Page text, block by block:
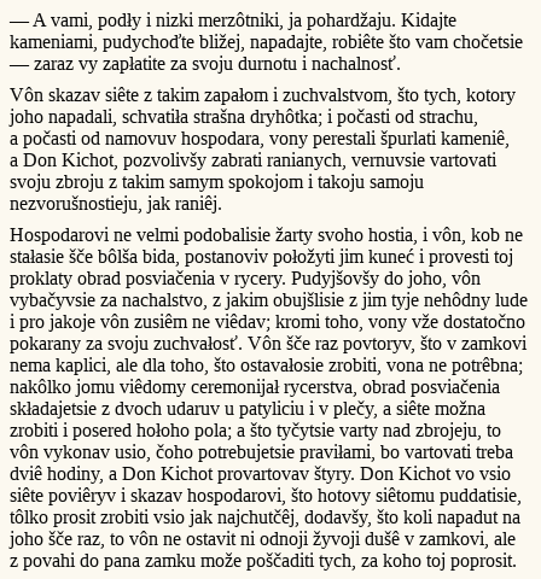
— A vami, podły i nizki merzôtniki, ja pohardžaju. Kidajte
kameniami, pudychoďte bližej, napadajte, robiête što vam chočetsie
— zaraz vy zapłatite za svoju durnotu i nachalnosť.
Vôn skazav siête z takim zapałom i zuchvalstvom, što tych, kotory
joho napadali, schvatiła strašna dryhôtka; i počasti od strachu,
a počasti od namovuv hospodara, vony perestali špurlati kameniê,
a Don Kichot, pozvolivšy zabrati ranianych, vernuvsie vartovati
svoju zbroju z takim samym spokojom i takoju samoju
nezvorušnostieju, jak raniêj.
Hospodarovi ne velmi podobalisie žarty svoho hostia, i vôn, kob ne
stałasie šče bôlša bida, postanoviv połožyti jim kuneć i provesti toj
proklaty obrad posviačenia v rycery. Pudyjšovšy do joho, vôn
vybačyvsie za nachalstvo, z jakim obujšlisie z jim tyje nehôdny lude
i pro jakoje vôn zusiêm ne viêdav; kromi toho, vony vže dostatočno
pokarany za svoju zuchvałosť. Vôn šče raz povtoryv, što v zamkovi
nema kaplici, ale dla toho, što ostavałosie zrobiti, vona ne potrêbna;
nakôlko jomu viêdomy ceremonijał rycerstva, obrad posviačenia
składajetsie z dvoch udaruv u patyliciu i v plečy, a siête možna
zrobiti i posered hołoho pola; a što tyčytsie varty nad zbrojeju, to
vôn vykonav usio, čoho potrebujetsie praviłami, bo vartovati treba
dviê hodiny, a Don Kichot provartovav štyry. Don Kichot vo vsio
siête poviêryv i skazav hospodarovi, što hotovy siêtomu puddatisie,
tôlko prosit zrobiti vsio jak najchutčêj, dodavšy, što koli napadut na
joho šče raz, to vôn ne ostavit ni odnoji žyvoji dušê v zamkovi, ale
z povahi do pana zamku može poščaditi tych, za koho toj poprosit.